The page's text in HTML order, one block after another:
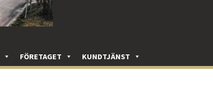
FÖRETAGET KUNDTJÄNST